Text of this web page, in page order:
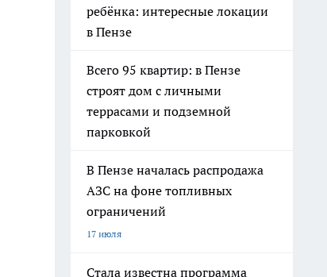
ребёнка: интересные локации
в Пензе
Всего 95 квартир: в Пензе
строят дом с личными
террасами и подземной
парковкой
В Пензе началась распродажа
АЗС на фоне топливных
ограничений
17 июля
Стала известна программа